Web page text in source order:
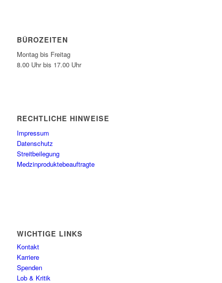
BÜROZEITEN
Montag bis Freitag
8.00 Uhr bis 17.00 Uhr
RECHTLICHE HINWEISE
Impressum
Datenschutz
Streitbeilegung
Medzinproduktebeauftragte
WICHTIGE LINKS
Kontakt
Karriere
Spenden
Lob & Kritik